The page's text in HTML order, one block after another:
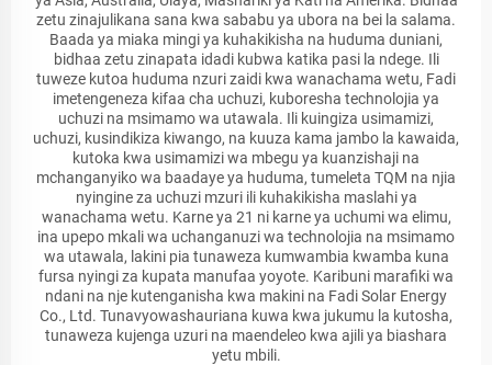
zetu zinajulikana sana kwa sababu ya ubora na bei la salama.
Baada ya miaka mingi ya kuhakikisha na huduma duniani,
bidhaa zetu zinapata idadi kubwa katika pasi la ndege. Ili
tuweze kutoa huduma nzuri zaidi kwa wanachama wetu, Fadi
imetengeneza kifaa cha uchuzi, kuboresha technolojia ya
uchuzi na msimamo wa utawala. Ili kuingiza usimamizi,
uchuzi, kusindikiza kiwango, na kuuza kama jambo la kawaida,
kutoka kwa usimamizi wa mbegu ya kuanzishaji na
mchanganyiko wa baadaye ya huduma, tumeleta TQM na njia
nyingine za uchuzi mzuri ili kuhakikisha maslahi ya
wanachama wetu. Karne ya 21 ni karne ya uchumi wa elimu,
ina upepo mkali wa uchanganuzi wa technolojia na msimamo
wa utawala, lakini pia tunaweza kumwambia kwamba kuna
fursa nyingi za kupata manufaa yoyote. Karibuni marafiki wa
ndani na nje kutenganisha kwa makini na Fadi Solar Energy
Co., Ltd. Tunavyowashauriana kuwa kwa jukumu la kutosha,
tunaweza kujenga uzuri na maendeleo kwa ajili ya biashara
yetu mbili.